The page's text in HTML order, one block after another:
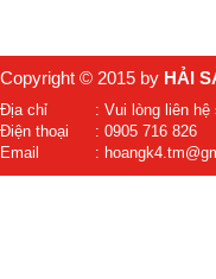
Copyright © 2015 by HẢI
Địa chỉ
: Vui lòng liên hệ
Điện thoại
: 0905 716 826
Email
: